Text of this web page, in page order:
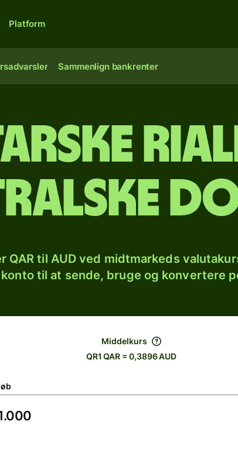
Platform
Sammenlign bankrenter
QAR til AUD ved midtmarkeds
til at sende, bruge og konvertere
Middelkurs
QR1 QAR = 0,3896 AUD